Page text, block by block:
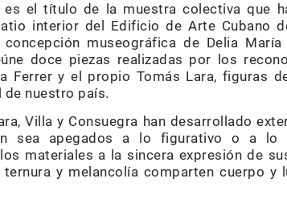
es el título de la muestra colectiva que
interior del Edificio de Arte Cubano
museográfica de Delia
doce piezas realizadas por los
Ferrer y el propio Tomás Lara, figuras
nuestro país.
Villa y Consuegra han desarrollado
sea apegados a lo figurativo o a lo
materiales a la sincera expresión de
ternura y melancolía comparten cuerpo